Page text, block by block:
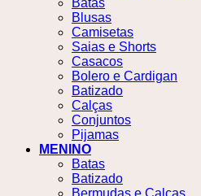
Batas
Blusas
Camisetas
Saias e Shorts
Casacos
Bolero e Cardigan
Batizado
Calças
Conjuntos
Pijamas
MENINO
Batas
Batizado
Bermudas e Calças